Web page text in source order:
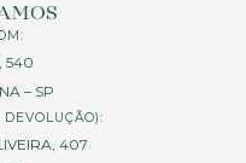
540
– SP
407